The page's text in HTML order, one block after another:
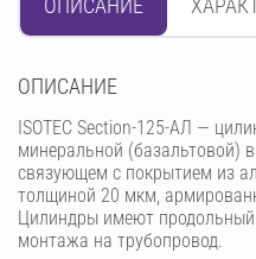
ОПИСАНИЕ
OПИСАНИЕ
ISOTEC Section-125-АЛ —
минеральной (базальтовой)
связующем с покрытием из
толщиной 20 мкм,
Цилиндры имеют продольный
монтажа на трубопровод.